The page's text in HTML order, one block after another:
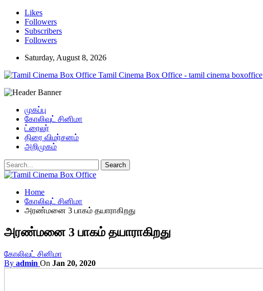
Likes
Followers
Subscribers
Followers
Saturday, August 8, 2026
Tamil Cinema Box Office - tamil cinema boxoffice
முகப்பு
கோலிவுட் சினிமா
ட்ரைலர்
திரை விமர்சனம்
அறிமுகம்
Home
கோலிவுட் சினிமா
அரண்மனை 3 பாகம் தயாராகிறது
அரண்மனை 3 பாகம் தயாராகிறது
கோலிவுட் சினிமா
By admin On Jan 20, 2020